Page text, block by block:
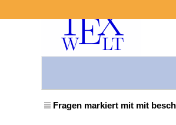
Fragen markiert mit mit